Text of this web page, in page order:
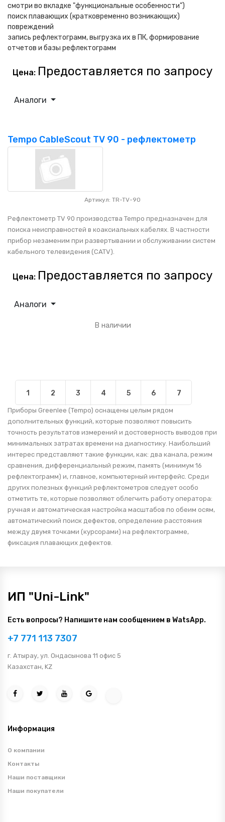
смотри во вкладке "функциональные особенности")
поиск плавающих (кратковременно возникающих)
повреждений
запись рефлектограмм, выгрузка их в ПК, формирование
отчетов и базы рефлектограмм
Цена: Предоставляется по запросу
Аналоги
Tempo CableScout TV 90 - рефлектометр
Артикул: TR-TV-90
Рефлектометр TV 90 производства Tempo предназначен для
поиска неисправностей в коаксиальных кабелях. В частности
прибор незаменим при развертывании и обслуживании систем
кабельного телевидения (CATV).
Цена: Предоставляется по запросу
Аналоги
В наличии
1 2 3 4 5 6 7
Приборы Greenlee (Tempo) оснащены целым рядом
дополнительных функций, которые позволяют повысить
точность результатов измерений и достоверность выводов при
минимальных затратах времени на диагностику. Наибольший
интерес представляют такие функции, как: два канала, режим
сравнения, дифференциальный режим, память (минимум 16
рефлектограмм) и, главное, компьютерный интерфейс. Среди
других полезных функций рефлектометров следует особо
отметить те, которые позволяют облегчить работу оператора:
ручная и автоматическая настройка масштабов по обеим осям,
автоматический поиск дефектов, определение расстояния
между двумя точками (курсорами) на рефлектограмме,
фиксация плавающих дефектов.
ИП "Uni-Link"
Есть вопросы? Напишите нам сообщением в WatsApp.
+7 771 113 7307
г. Атырау, ул. Ондасынова 11 офис 5
Казахстан, KZ
Информация
О компании
Контакты
Наши поставщики
Наши покупатели